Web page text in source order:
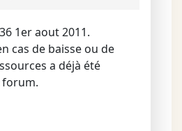
1er aout 2011.
cas de baisse ou de
a déjà été
forum.